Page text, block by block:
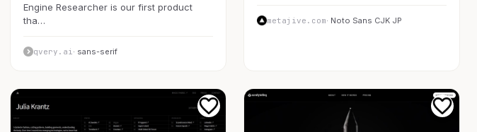
Engine Researcher is our first product
tha…
qvery.ai · sans-serif
metajive.com· Noto Sans CJK JP